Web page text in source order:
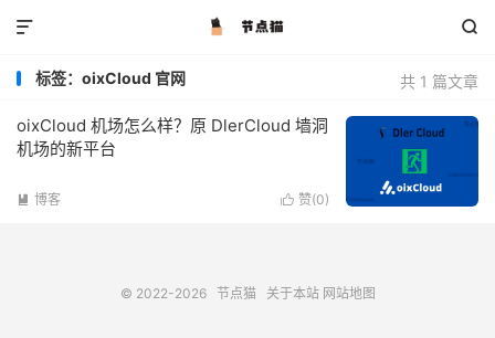


共 1 篇文章
标签：oixCloud 官网
oixCloud 机场怎么样？原 DlerCloud 墙洞
机场的新平台
 赞(0)
 博客
© 2022-2026 节点猫 关于本站 网站地图